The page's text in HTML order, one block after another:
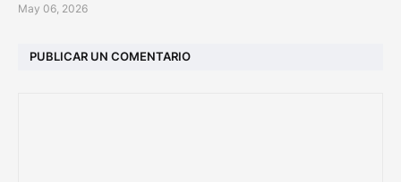
May 06, 2026
PUBLICAR UN COMENTARIO